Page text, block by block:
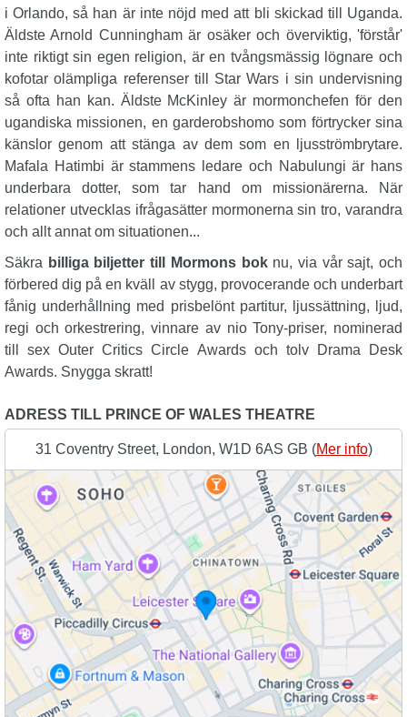
i Orlando, så han är inte nöjd med att bli skickad till Uganda.
Äldste Arnold Cunningham är osäker och överviktig, 'förstår'
inte riktigt sin egen religion, är en tvångsmässig lögnare och
kofotar olämpliga referenser till Star Wars i sin undervisning
så ofta han kan. Äldste McKinley är mormonchefen för den
ugandiska missionen, en garderobshomo som förtrycker sina
känslor genom att stänga av dem som en ljusströmbrytare.
Mafala Hatimbi är stammens ledare och Nabulungi är hans
underbara dotter, som tar hand om missionärerna. När
relationer utvecklas ifrågasätter mormonerna sin tro, varandra
och allt annat om situationen...
Säkra billiga biljetter till Mormons boknu, via vår sajt, och
förbered dig på en kväll av stygg, provocerande och underbart
fånig underhållning med prisbelönt partitur, ljussättning, ljud,
regi och orkestrering, vinnare av nio Tony-priser, nominerad
till sex Outer Critics Circle Awards och tolv Drama Desk
Awards. Snygga skratt!
ADRESS TILL PRINCE OF WALES THEATRE
31 Coventry Street, London, W1D 6AS GB (Mer info)